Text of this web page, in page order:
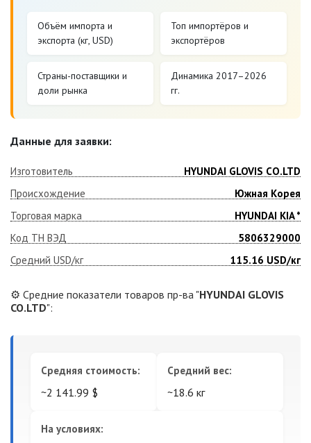
Объём импорта и
экспорта (кг, USD)
Топ импортёров и
экспортёров
Страны-поставщики и
доли рынка
Динамика 2017–2026
гг.
Данные для заявки:
Изготовитель
HYUNDAI GLOVIS CO.LTD
Происхождение
Южная Корея
Торговая марка
HYUNDAI KIA *
Код ТН ВЭД
5806329000
Средний USD/кг
115.16 USD/кг
⚙️ Средние показатели товаров пр-ва "HYUNDAI GLOVIS
CO.LTD":
Средняя стоимость:
~2 141.99 $
Средний вес:
~18.6 кг
На условиях: